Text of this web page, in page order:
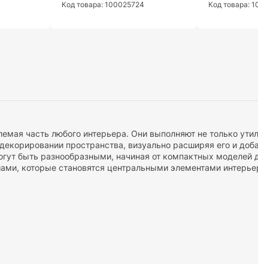
часть любого интерьера. Они выполняют не только
пространства, визуально расширяя его и
быть разнообразными, начиная от компактных
которые становятся центральными элементами
небольших круглых зеркал до огромных панорамных. Они
Код товара: 100025724 Код товара: